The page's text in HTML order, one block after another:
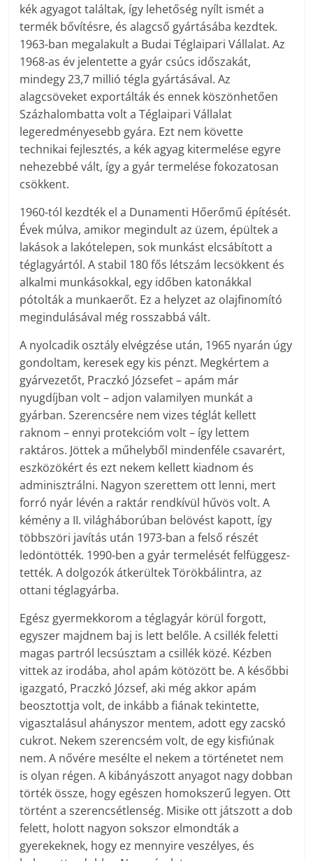
kék agyagot találtak, így lehetőség nyílt ismét a
termék bővítésre, és alagcső gyártásába kezdtek.
1963-ban megalakult a Budai Téglaipari Vállalat. Az
1968-as év jelentette a gyár csúcs időszakát,
mindegy 23,7 millió tégla gyártásával. Az
alagcsöveket exportálták és ennek köszönhetően
Százhalombatta volt a Téglaipari Vállalat
legeredményesebb gyára. Ezt nem követte
technikai fejlesztés, a kék agyag kitermelése egyre
nehezebbé vált, így a gyár termelése fokozatosan
csökkent.
1960-tól kezdték el a Dunamenti Hőerőmű építését.
Évek múlva, amikor megindult az üzem, épültek a
lakások a lakótelepen, sok munkást elcsábított a
téglagyártól. A stabil 180 fős létszám lecsökkent és
alkalmi munkásokkal, egy időben katonákkal
pótolták a munkaerőt. Ez a helyzet az olajfinomító
megindulásával még rosszabbá vált.
A nyolcadik osztály elvégzése után, 1965 nyarán úgy
gondoltam, keresek egy kis pénzt. Megkértem a
gyárvezetőt, Pracz­kó Józsefet – apám már
nyugdíjban volt – adjon valamilyen munkát a
gyárban. Szerencsére nem vizes téglát kellett
raknom – ennyi protekcióm volt – így lettem
raktáros. Jöttek a műhelyből mindenféle csavarért,
eszközökért és ezt nekem kellett kiadnom és
adminisztrálni. Nagyon szerettem ott lenni, mert
forró nyár lévén a raktár rendkívül hűvös volt. A
kémény a II. világháborúban belövést kapott, így
többszöri javítás után 1973-ban a felső részét
ledöntötték. 1990-ben a gyár termelését fel­füg­gesz­
tették. A dolgozók átkerültek Törökbálintra, az
ottani téglagyárba.
Egész gyermekkorom a téglagyár körül forgott,
egyszer majdnem baj is lett belőle. A csillék feletti
magas partról lecsúsztam a csillék közé. Kézben
vittek az irodába, ahol apám kötözött be. A későbbi
igazgató, Praczkó József, aki még akkor apám
beosztottja volt, de inkább a fiának tekintette,
vigasztalásul ahányszor mentem, adott egy zacskó
cukrot. Nekem szerencsém volt, de egy kisfiúnak
nem. A nővére mesélte el nekem a történetet nem
is olyan régen. A kibányászott anyagot nagy dobban
törték össze, hogy egészen homokszerű legyen. Ott
történt a szerencsétlenség. Misike ott játszott a dob
felett, holott nagyon sokszor elmondták a
gyerekeknek, hogy ez mennyire veszélyes, és